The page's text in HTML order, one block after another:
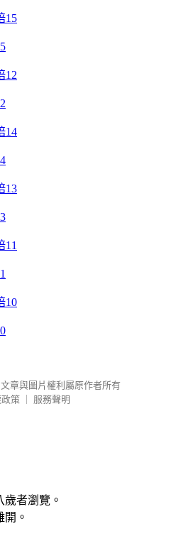
文章與圖片權利屬原作者所有
策
服務聲明
者瀏覽。
。